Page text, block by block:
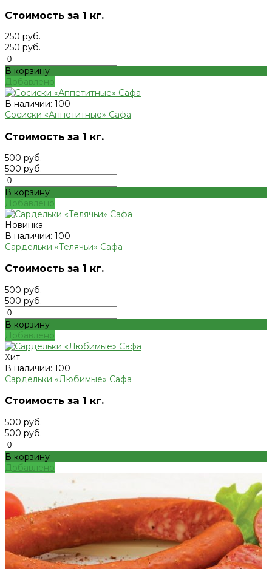
Стоимость за 1 кг.
250 руб.
250 руб.
В корзину
Добавлено
В наличии: 100
Сосиски «Аппетитные» Сафа
Стоимость за 1 кг.
500 руб.
500 руб.
В корзину
Добавлено
Новинка
В наличии: 100
Сардельки «Телячьи» Сафа
Стоимость за 1 кг.
500 руб.
500 руб.
В корзину
Добавлено
Хит
В наличии: 100
Сардельки «Любимые» Сафа
Стоимость за 1 кг.
500 руб.
500 руб.
В корзину
Добавлено